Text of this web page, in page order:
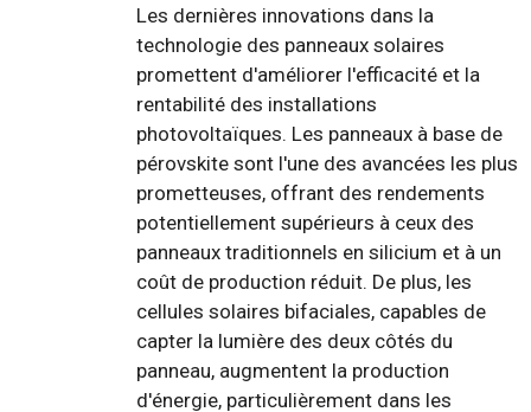
Les dernières innovations dans la
technologie des panneaux solaires
promettent d'améliorer l'efficacité et la
rentabilité des installations
photovoltaïques. Les panneaux à base de
pérovskite sont l'une des avancées les plus
prometteuses, offrant des rendements
potentiellement supérieurs à ceux des
panneaux traditionnels en silicium et à un
coût de production réduit. De plus, les
cellules solaires bifaciales, capables de
capter la lumière des deux côtés du
panneau, augmentent la production
d'énergie, particulièrement dans les